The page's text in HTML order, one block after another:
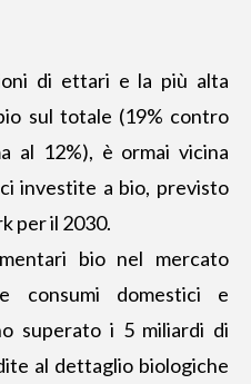
di ettari e la più alta
sul totale (19% contro
al 12%), è ormai vicina
investite a bio, previsto
per il 2030.
bio nel mercato
consumi domestici e
superato i 5 miliardi di
al dettaglio biologiche